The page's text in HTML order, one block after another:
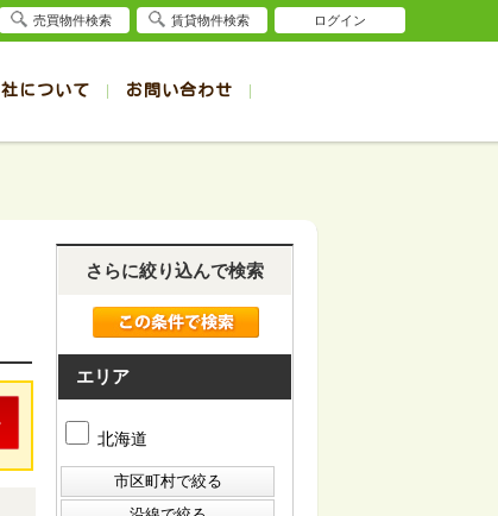
帯広の1DK～1LDK賃貸
帯広の2K～2LDK賃貸
帯広の3K～3LDK賃貸
旭川の1DK～1LDK賃貸
旭川の2K～2LDK賃貸
旭川の3K～3LDK賃貸
について お問い合わせ
さらに絞り込んで検索
エリア
北海道
売買物件検索 賃貸物件検索 ログイン